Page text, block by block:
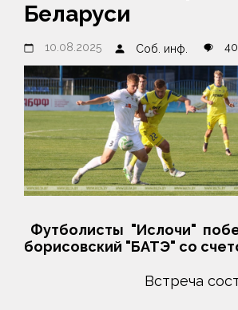
Беларуси
10.08.2025 Соб. инф.
Футболисты "Ислочи"
борисовский "БАТЭ" со
Встреча